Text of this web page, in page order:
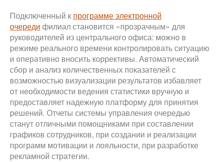
Подключенный к программе электронной
очереди филиал становится «прозрачным» для
руководителей из центрального офиса: можно в
режиме реального времени контролировать ситуацию
и оперативно вносить коррективы. Автоматический
сбор и анализ количественных показателей с
возможностью визуализации результатов избавляет
от необходимости ведения статистики вручную и
предоставляет надежную платформу для принятия
решений. Отчеты системы управления очередью
станут отличными помощниками при составлении
графиков сотрудников, при создании и реализации
программ мотивации и лояльности, при разработке
рекламной стратегии.